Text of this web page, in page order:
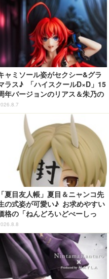
ャミソール姿がセクシー&グラ
ラス♪ 「ハイスクールD×D」15
年バージョンのリアス＆朱乃の
ィギュアがリニューアルパッケ
ジで登場！
「夏目友人帳」夏目＆ニャンコ先
の式姿が可愛い♪ お求めやすい
格の「ねんどろいどべーしっ
」から登場！ ちんまい二人が
んだ姿にキュン☆